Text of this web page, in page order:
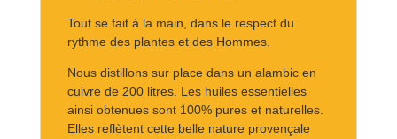
Tout se fait à la main, dans le respect du
rythme des plantes et des Hommes.
Nous distillons sur place dans un alambic en
cuivre de 200 litres. Les huiles essentielles
ainsi obtenues sont 100% pures et naturelles.
Elles reflètent cette belle nature provençale